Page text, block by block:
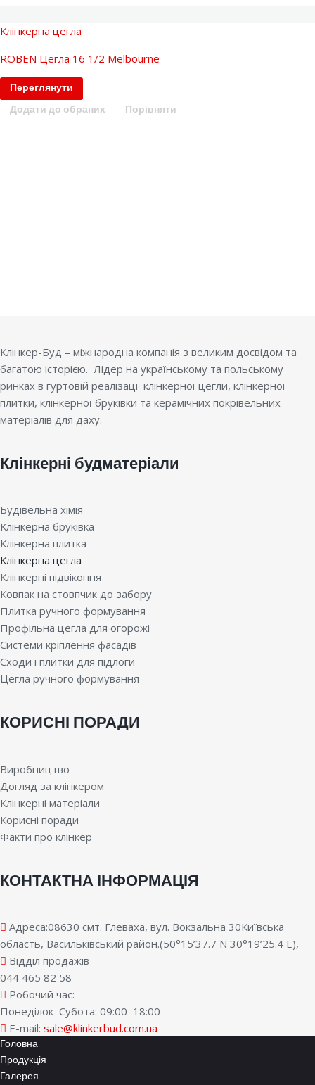
Клінкерна цегла
ROBEN Цегла 16 1/2 Melbourne
Переглянути
Додати до обраних
Порівняти
Клінкер-Буд – міжнародна компанія з великим досвідом та
багатою історією. Лідер на українському та польському
ринках в гуртовій реалізації клінкерної цегли, клінкерної
плитки, клінкерної бруківки та керамічних покрівельних
матеріалів для даху.
Клінкерні будматеріали
Будівельна хімія
Клінкерна бруківка
Клінкерна плитка
Клінкерна цегла
Клінкерні підвіконня
Ковпак на стовпчик до забору
Плитка ручного формування
Профільна цегла для огорожі
Системи кріплення фасадів
Сходи і плитки для підлоги
Цегла ручного формування
КОРИСНІ ПОРАДИ
Виробництво
Догляд за клінкером
Клінкерні матеріали
Корисні поради
Факти про клінкер
КОНТАКТНА ІНФОРМАЦІЯ
Адреса:08630 смт. Глеваха, вул. Вокзальна 30Київська
область, Васильківський район.(50°15’37.7 N 30°19’25.4 E),
Відділ продажів
044 465 82 58
Робочий час:
Понеділок–Субота: 09:00–18:00
E-mail: sale@klinkerbud.com.ua
Головна
Продукція
Галерея